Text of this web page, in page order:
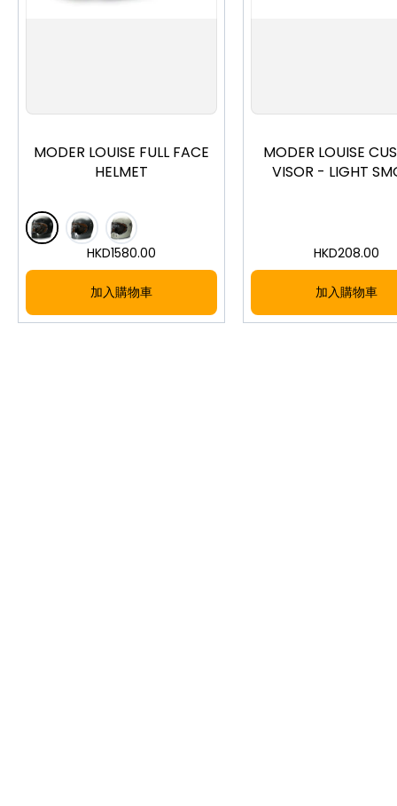
MODER LOUISE FULL FACE
HELMET
HKD1580.00
加入購物車
MODER LOUISE
VISOR - LIGHT
HKD208.00
加入購物車